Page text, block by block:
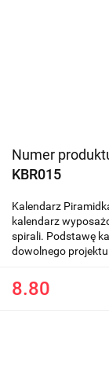
Numer
KBR015
Kalendarz
kalendarz
spirali. Podstawę
dowolnego
8.80